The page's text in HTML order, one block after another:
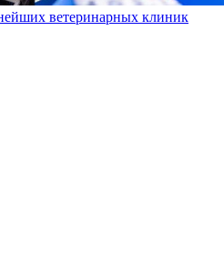
ветеринарных клиник